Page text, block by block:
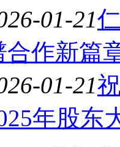
01-21
合作新篇
01-21
年股东